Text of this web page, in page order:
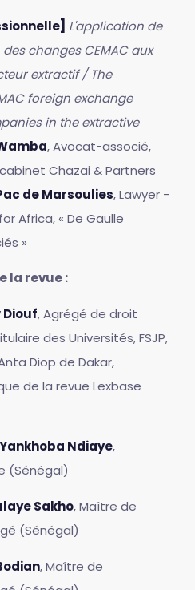
L'application de
changes CEMAC aux
extractif / The
foreign exchange
in the extractive
, Avocat-associé,
Chazai & Partners
de Marsoulies, Lawyer -
Africa, « De Gaulle
»
la revue :
Diouf, Agrégé de droit
des Universités, FSJP,
Diop de Dakar,
de la revue Lexbase
Ndiaye,
(Sénégal)
Sakho, Maître de
(Sénégal)
, Maître de